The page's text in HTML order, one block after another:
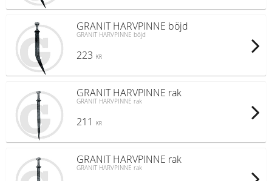
GRANIT HARVPINNE böjd
GRANIT HARVPINNE böjd
223 KR
GRANIT HARVPINNE rak
GRANIT HARVPINNE rak
211 KR
GRANIT HARVPINNE rak
GRANIT HARVPINNE rak